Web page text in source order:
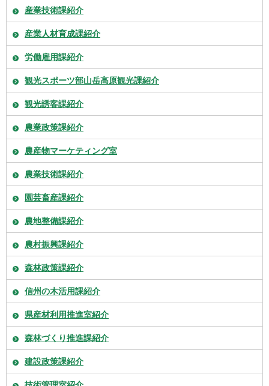
産業技術課紹介
産業人材育成課紹介
労働雇用課紹介
観光スポーツ部山岳高原観光課紹介
観光誘客課紹介
農業政策課紹介
農産物マーケティング室
農業技術課紹介
園芸畜産課紹介
農地整備課紹介
農村振興課紹介
森林政策課紹介
信州の木活用課紹介
県産材利用推進室紹介
森林づくり推進課紹介
建設政策課紹介